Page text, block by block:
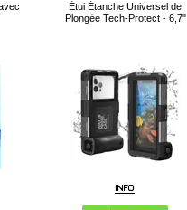
Étui Étanche Universel de
Plongée Tech-Protect - 6,7"